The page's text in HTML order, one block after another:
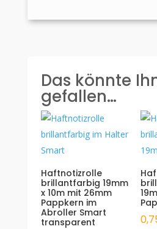
Halter
Das könnte
gefallen…
Haftnotizrolle
brillantfarbig 19mm
x 10m mit 26mm
Pappkern im
Abroller Smart
transparent